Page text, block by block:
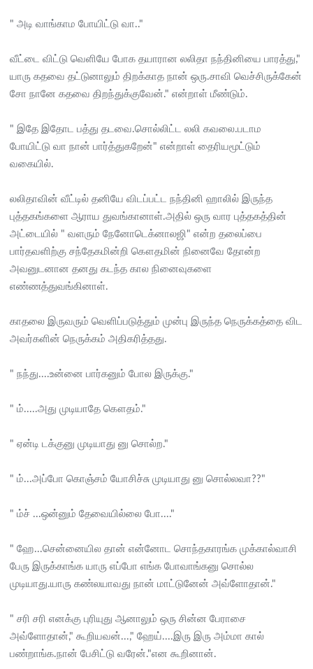
" அடி வாங்காம போயிட்டு வா.."
வீட்டை விட்டு வெளியே போக தயாரான லலிதா நந்தினியை பாரத்து,"
யாரு கதவை தட்டுனாலும் திறக்காத நான் ஒரு.சாவி வெச்சிருக்கேன்
சோ நானே கதவை திறந்துக்குவேன்." என்றாள் மீண்டும்.
" இதே இதோட பத்து தடவை.சொல்லிட்ட லலி கவலை.படாம
போயிட்டு வா நான் பார்த்துகறேன்" என்றாள் தைரியமூட்டும்
வகையில்.
லலிதாவின் வீட்டில் தனியே விடப்பட்ட நந்தினி ஹாலில் இருந்த
புத்தகங்களை ஆராய துவங்கானாள்.அதில் ஒரு வார புத்தகத்தின்
அட்டையில் " வளரும் நேனோடெக்னாலஜி" என்ற தலைப்பை
பார்தவளிற்கு சந்தேகமின்றி கௌதமின் நினைவே தோன்ற
அவனுடனான தனது கடந்த கால நினைவுகளை
எண்ணத்துவங்கினாள்.
காதலை இருவரும் வெளிப்படுத்தும் முன்பு இருந்த நெருக்கத்தை விட
அவர்களின் நெருக்கம் அதிகரித்தது.
" நந்து....உன்னை பார்கனும் போல இருக்கு."
" ம்.....அது முடியாதே கௌதம்."
" ஏன்டி டக்குனு முடியாது னு சொல்ற."
" ம்...அப்போ கொஞ்சம் யோசிச்சு முடியாது னு சொல்லவா??"
" ம்ச் ...ஒன்னும் தேவையில்லை போ...."
" ஹே...சென்னையில தான் என்னோட சொந்தகாரங்க முக்கால்வாசி
பேரு இருக்காங்க யாரு எப்போ எங்க போவாங்கனு சொல்ல
முடியாது.யாரு கண்லயாவது நான் மாட்டுனேன் அவ்ளோதான்."
" சரி சரி எனக்கு புரியுது ஆனாலும் ஒரு சின்ன பேராசை
அவ்ளோதான்," கூறியவன்...," ஹேய்....இரு இரு அம்மா கால்
பண்றாங்க.நான் பேசிட்டு வரேன்."என கூறினான்.